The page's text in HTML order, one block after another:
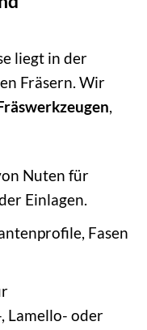
liegt in der
Fräsern. Wir
,
Nuten für
Einlagen.
Fasen
Lamello- oder